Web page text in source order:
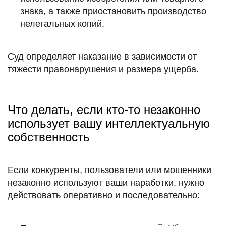
знака, а также приостановить производство
нелегальных копий.
Суд определяет наказание в зависимости от
тяжести правонарушения и размера ущерба.
Что делать, если кто-то незаконно
использует вашу интеллектуальную
собственность
Если конкуренты, пользователи или мошенники
незаконно используют ваши наработки, нужно
действовать оперативно и последовательно: